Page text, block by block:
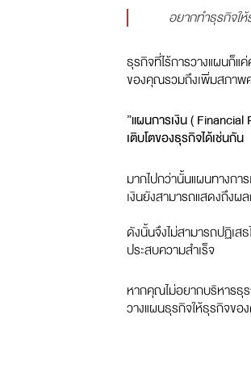
อยากทำธุรกิจใ
ธุรกิจที่ไร้การวางแผนก็แ
ของคุณรวมถึงเพิ่มสภาพค
”แผนการเงิน (
เติบโตของธุรกิจได้เช่นกัน
มากไปกว่านั้นแผนทางกา
เงินยังสามารถแสดงถึงผ
ดังนั้นจึงไม่สามารถปฏิเส
ประสบความสำเร็จ
หากคุณไม่อยากบริหารธุ
วางแผนธุรกิจให้ธุรกิจขอ